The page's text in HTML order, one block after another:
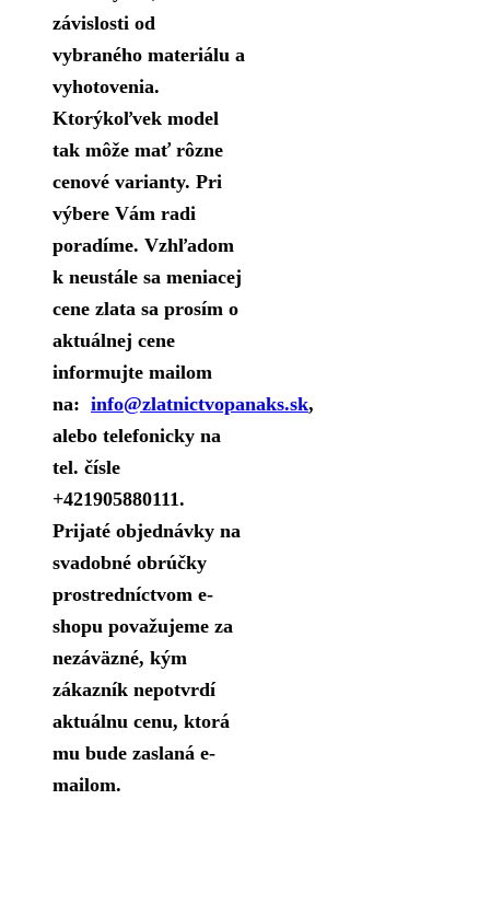
závislosti od
vybraného materiálu a
vyhotovenia.
Ktorýkoľvek model
tak môže mať rôzne
cenové varianty. Pri
výbere Vám radi
poradíme. Vzhľadom
k neustále sa meniacej
cene zlata sa prosím o
aktuálnej cene
informujte mailom
na: info@zlatnictvopanaks.sk,
alebo telefonicky na
tel. čísle
+421905880111.
Prijaté objednávky na
svadobné obrúčky
prostredníctvom e-
shopu považujeme za
nezáväzné, kým
zákazník nepotvrdí
aktuálnu cenu, ktorá
mu bude zaslaná e-
mailom.